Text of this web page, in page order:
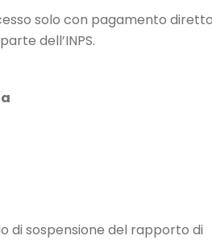
solo con pagamento
dell’INPS.
di sospensione del rapporto di